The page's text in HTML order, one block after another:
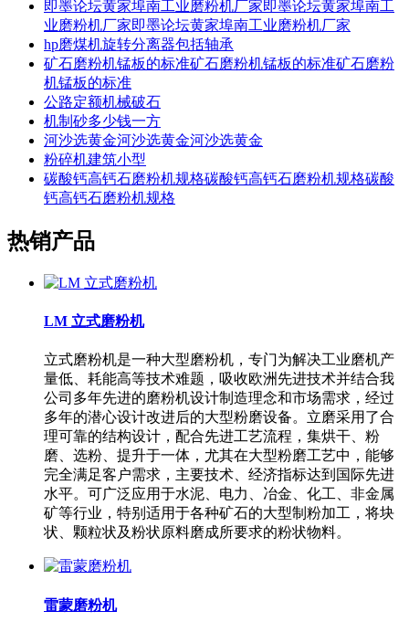
即墨论坛黄家埠南工业磨粉机厂家即墨论坛黄家埠南工
业磨粉机厂家即墨论坛黄家埠南工业磨粉机厂家
hp磨煤机旋转分离器包括轴承
矿石磨粉机锰板的标准矿石磨粉机锰板的标准矿石磨粉
机锰板的标准
公路定额机械破石
机制砂多少钱一方
河沙选黄金河沙选黄金河沙选黄金
粉碎机建筑小型
碳酸钙高钙石磨粉机规格碳酸钙高钙石磨粉机规格碳酸
钙高钙石磨粉机规格
热销产品
LM 立式磨粉机
立式磨粉机是一种大型磨粉机，专门为解决工业磨机产
量低、耗能高等技术难题，吸收欧洲先进技术并结合我
公司多年先进的磨粉机设计制造理念和市场需求，经过
多年的潜心设计改进后的大型粉磨设备。立磨采用了合
理可靠的结构设计，配合先进工艺流程，集烘干、粉
磨、选粉、提升于一体，尤其在大型粉磨工艺中，能够
完全满足客户需求，主要技术、经济指标达到国际先进
水平。可广泛应用于水泥、电力、冶金、化工、非金属
矿等行业，特别适用于各种矿石的大型制粉加工，将块
状、颗粒状及粉状原料磨成所要求的粉状物料。
雷蒙磨粉机